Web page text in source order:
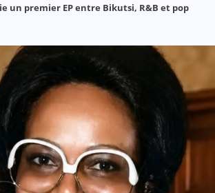
un premier EP entre Bikutsi, R&B et pop